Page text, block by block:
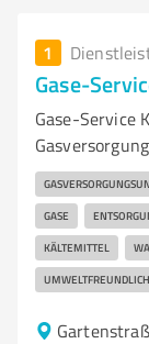
1
Gase-
Gase-Service
GASE
KÄLTEMITTEL